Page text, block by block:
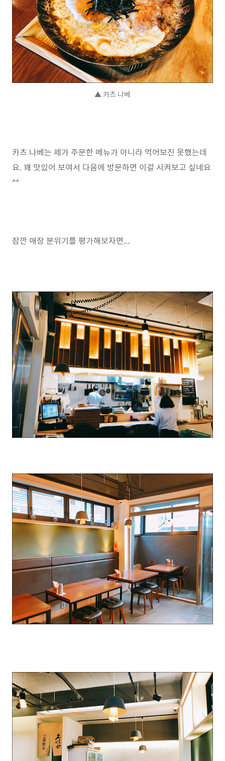
▲ 카츠 나베
카츠 나베는 제가 주문한 메뉴가 아니라 먹어보진 못했는데
요. 꽤 맛있어 보여서 다음에 방문하면 이걸 시켜보고 싶네요
^^
잠깐 매장 분위기를 평가해보자면...